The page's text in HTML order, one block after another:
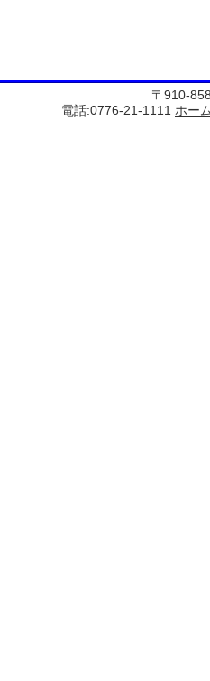
〒910-
電話:0776-21-1111 ホー